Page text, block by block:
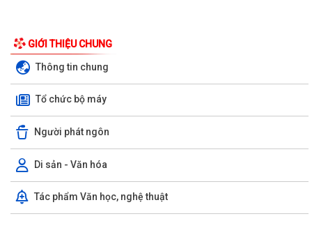
GIỚI THIỆU CHUNG
Thông tin chung
Tổ chức bộ máy
Người phát ngôn
Di sản - Văn hóa
Tác phẩm Văn học, nghệ thuật
trên Nền tảng “Bình dân học...